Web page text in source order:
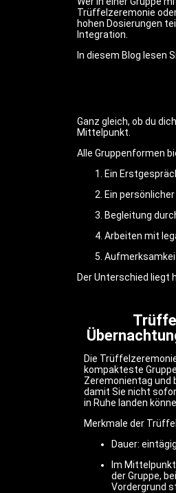
Trüffelzeremonie
hohen Dosierungen
Integration.
In diesem Blog lesen
Ganz gleich, ob du
Mittelpunkt.
Alle Gruppenformen
Ein
Ein
Begleitung
Arbeiten mit
Der Unterschied liegt
Die
kompakteste
Zeremonientag und
damit Sie nicht
in Ruhe landen
Merkmale der
Dauer:
Im
der Gruppe,
Vordergrund